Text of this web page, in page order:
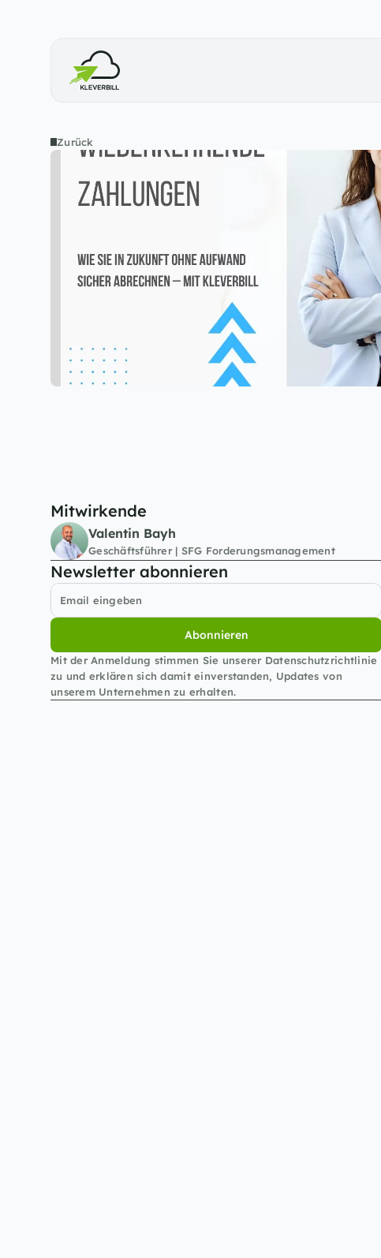
Zurück
Mitwirkende
Valentin Bayh
Geschäftsführer | SFG Forderungsmanagement
Newsletter abonnieren
Abonnieren
Mit der Anmeldung stimmen Sie unserer Datenschutzrichtlinie
zu und erklären sich damit einverstanden, Updates von
unserem Unternehmen zu erhalten.